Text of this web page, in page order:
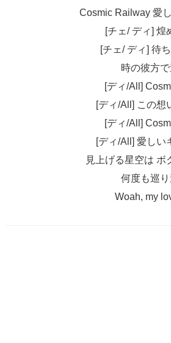
Cosmic Railway 愛
[チェ/ ディ] 煌
[チェ/ ディ] 待
時の彼方で
[ディ/All]
[ディ/All] この想
[ディ/All]
[ディ/All] 愛しい
見上げる星空は ボ
何度も巡り
Woah, my